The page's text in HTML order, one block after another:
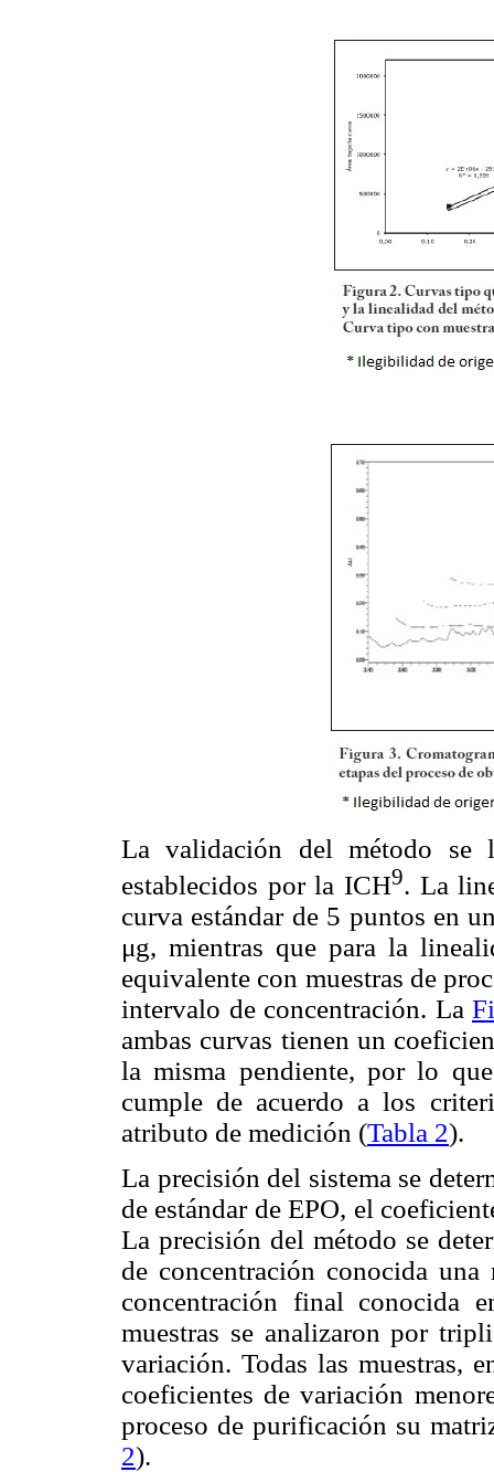
La validación del método se
establecidos por la ICH9. La
curva estándar de 5 puntos en
μg, mientras que para la
equivalente con muestras de
intervalo de concentración. La
ambas curvas tienen un
la misma pendiente, por lo
cumple de acuerdo a los
atributo de medición (Tabla 2).
La precisión del sistema se
de estándar de EPO, el
La precisión del método se
de concentración conocida
concentración final conocida
muestras se analizaron por
variación. Todas las muestras,
coeficientes de variación
proceso de purificación su
2).